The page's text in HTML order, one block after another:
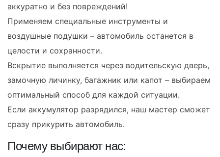
аккуратно и без повреждений!
Применяем специальные инструменты и
воздушные подушки – автомобиль останется в
целости и сохранности.
Вскрытие выполняется через водительскую дверь,
замочную личинку, багажник или капот – выбираем
оптимальный способ для каждой ситуации.
Если аккумулятор разрядился, наш мастер сможет
сразу прикурить автомобиль.
Почему выбирают нас: